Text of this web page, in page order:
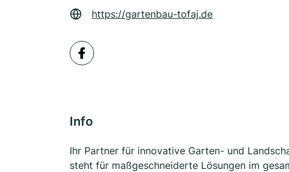
https://gartenbau-tofaj.de
Info
Ihr Partner für innovative Garten- und
steht für maßgeschneiderte Lösungen im